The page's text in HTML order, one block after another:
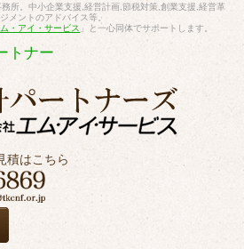
所。中小企業支援,経営計画,節税対策,創業支援,経営革
メントのアドバイス等。
・アイ・サービス 」と一心同体でサポートします。
トナー
積はこちら